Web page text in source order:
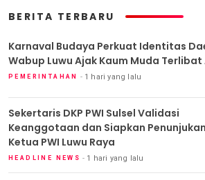
BERITA TERBARU
Karnaval Budaya Perkuat Identitas
Wabup Luwu Ajak Kaum Muda
PEMERINTAHAN 1 hari yang lalu
Sekertaris DKP PWI Sulsel Validasi
Keanggotaan dan Siapkan
Ketua PWI Luwu Raya
HEADLINE NEWS 1 hari yang lalu